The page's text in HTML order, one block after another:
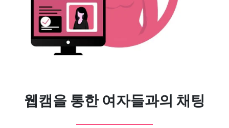
웹캠을 통한 여자들과의 채팅